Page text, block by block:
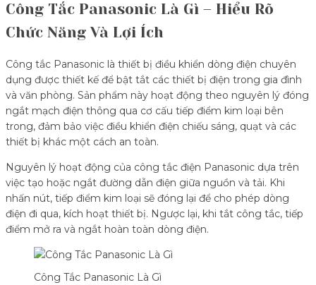
Công Tắc Panasonic Là Gì – Hiểu Rõ
Chức Năng Và Lợi Ích
Công tắc Panasonic là thiết bị điều khiển dòng điện chuyên
dụng được thiết kế để bật tắt các thiết bị điện trong gia đình
và văn phòng. Sản phẩm này hoạt động theo nguyên lý đóng
ngắt mạch điện thông qua cơ cấu tiếp điểm kim loại bên
trong, đảm bảo việc điều khiển điện chiếu sáng, quạt và các
thiết bị khác một cách an toàn.
Nguyên lý hoạt động của công tắc điện Panasonic dựa trên
việc tạo hoặc ngắt đường dẫn điện giữa nguồn và tải. Khi
nhấn nút, tiếp điểm kim loại sẽ đóng lại để cho phép dòng
điện đi qua, kích hoạt thiết bị. Ngược lại, khi tắt công tắc, tiếp
điểm mở ra và ngắt hoàn toàn dòng điện.
Công Tắc Panasonic Là Gì